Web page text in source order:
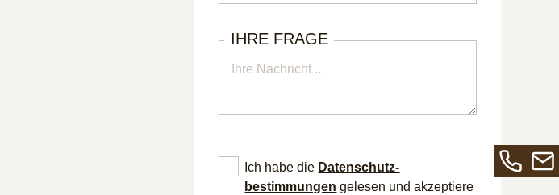
IHRE FRAGE
Ich habe die Datenschutz­
bestimmungen gelesen und akzeptiere